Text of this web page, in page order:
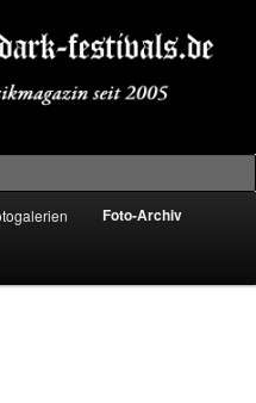
Foto-Archiv